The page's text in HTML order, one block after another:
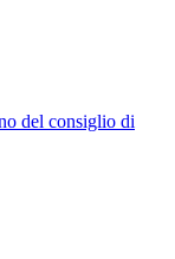
del consiglio di